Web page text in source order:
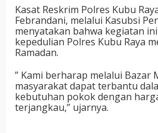
Kasat Reskrim Polres Kubu
Febrandani, melalui Kasubsi
menyatakan bahwa kegiatan
kepedulian Polres Kubu Raya
Ramadan.
” Kami berharap melalui Bazar
masyarakat dapat terbantu
kebutuhan pokok dengan
terjangkau,” ujarnya.